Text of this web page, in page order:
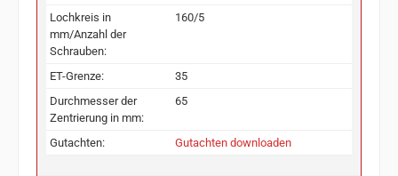
Lochkreis in
mm/Anzahl der
Schrauben:
160/5
ET-Grenze:
35
Durchmesser der
Zentrierung in mm:
65
Gutachten: Gutachten downloaden